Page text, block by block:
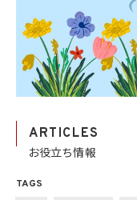
ARTICLES
お役立ち情報
TAGS